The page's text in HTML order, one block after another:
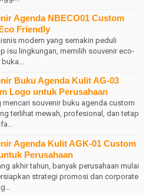
Agenda NBECO01 Custom
Friendly
modern yang semakin peduli
isu lingkungan, memilih souvenir eco-
Buku Agenda Kulit AG-03
Logo untuk Perusahaan
mencari souvenir buku agenda custom
terlihat mewah, profesional, dan tetap
Agenda Kulit AGK-01 Custom
Perusahaan
akhir tahun, banyak perusahaan mulai
strategi promosi dan corporate